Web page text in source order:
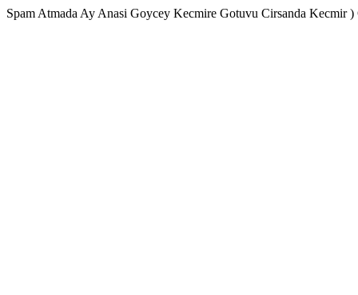
Spam Atmada Ay Anasi Goycey Kecmire Gotuvu Cirsanda